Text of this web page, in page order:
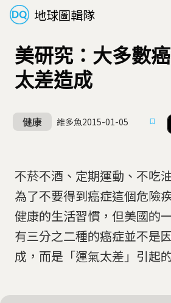
地球圖輯隊
美研究：大多數
太差造成
健康 維多魚2015-01-05
不菸不酒、定期運動、不吃
為了不要得到癌症這個危險
健康的生活習慣，但美國的
有三分之二種的癌症並不是
成，而是「運氣太差」引起